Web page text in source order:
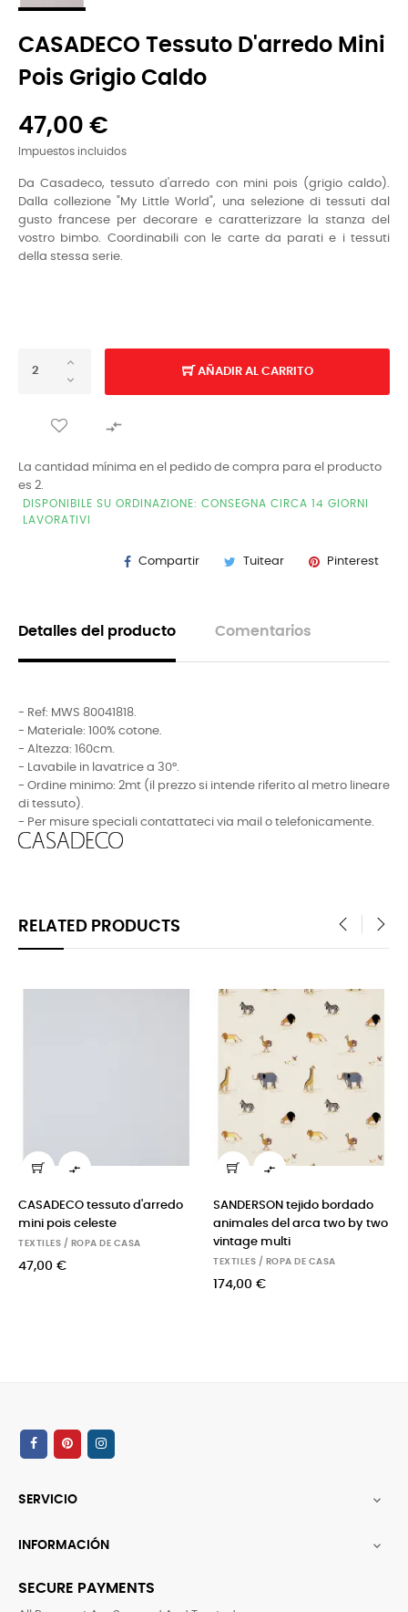
CASADECO Tessuto D'arredo Mini
Pois Grigio Caldo
47,00 €
Impuestos incluidos
Da Casadeco, tessuto d'arredo con mini pois (grigio caldo).
Dalla collezione "My Little World", una selezione di tessuti dal
gusto francese per decorare e caratterizzare la stanza del
vostro bimbo. Coordinabili con le carte da parati e i tessuti
della stessa serie.
AÑADIR AL CARRITO

La cantidad mínima en el pedido de compra para el producto
es 2.
DISPONIBILE SU ORDINAZIONE: CONSEGNA CIRCA 14 GIORNI
LAVORATIVI
Compartir Tuitear Pinterest
Detalles del producto Comentarios
- Ref: MWS 80041818.
- Materiale: 100% cotone.
- Altezza: 160cm.
- Lavabile in lavatrice a 30°.
- Ordine minimo: 2mt (il prezzo si intende riferito al metro lineare
di tessuto).
- Per misure speciali contattateci via mail o telefonicamente.
RELATED PRODUCTS

CASADECO tessuto d'arredo
mini pois celeste
TEXTILES / ROPA DE CASA
47,00 €

SANDERSON tejido bordado
animales del arca two by two
vintage multi
TEXTILES / ROPA DE CASA
174,00 €
SERVICIO 
INFORMACIÓN 
SECURE PAYMENTS